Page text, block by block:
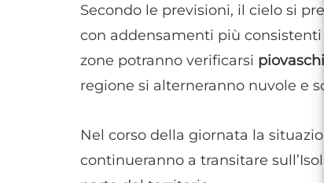
Secondo le previsioni, il cielo si
con addensamenti più consistenti
zone potranno verificarsi piovaschi
regione si alterneranno nuvole e
Nel corso della giornata la
continueranno a transitare